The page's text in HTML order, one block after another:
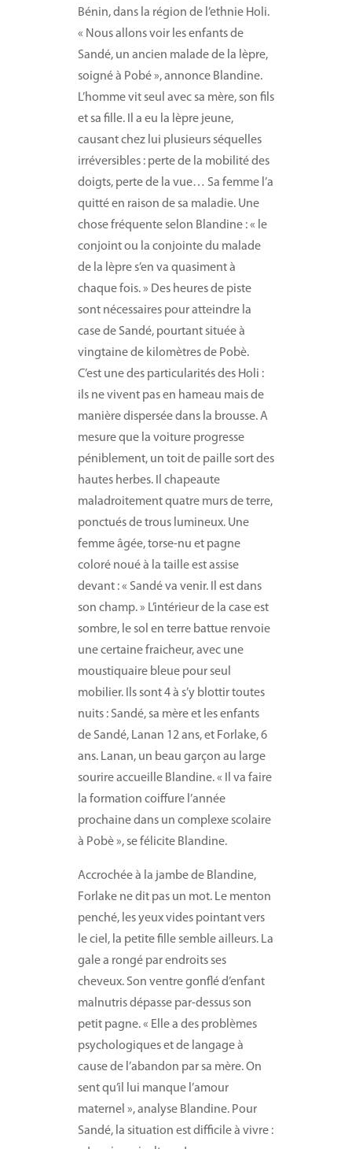
Bénin, dans la région de l’ethnie Holi.
« Nous allons voir les enfants de
Sandé, un ancien malade de la lèpre,
soigné à Pobé », annonce Blandine.
L’homme vit seul avec sa mère, son fils
et sa fille. Il a eu la lèpre jeune,
causant chez lui plusieurs séquelles
irréversibles : perte de la mobilité des
doigts, perte de la vue… Sa femme l’a
quitté en raison de sa maladie. Une
chose fréquente selon Blandine : « le
conjoint ou la conjointe du malade
de la lèpre s’en va quasiment à
chaque fois. » Des heures de piste
sont nécessaires pour atteindre la
case de Sandé, pourtant située à
vingtaine de kilomètres de Pobè.
C’est une des particularités des Holi :
ils ne vivent pas en hameau mais de
manière dispersée dans la brousse. A
mesure que la voiture progresse
péniblement, un toit de paille sort des
hautes herbes. Il chapeaute
maladroitement quatre murs de terre,
ponctués de trous lumineux. Une
femme âgée, torse-nu et pagne
coloré noué à la taille est assise
devant : « Sandé va venir. Il est dans
son champ. » L’intérieur de la case est
sombre, le sol en terre battue renvoie
une certaine fraicheur, avec une
moustiquaire bleue pour seul
mobilier. Ils sont 4 à s’y blottir toutes
nuits : Sandé, sa mère et les enfants
de Sandé, Lanan 12 ans, et Forlake, 6
ans. Lanan, un beau garçon au large
sourire accueille Blandine. « Il va faire
la formation coiffure l’année
prochaine dans un complexe scolaire
à Pobè », se félicite Blandine.
Accrochée à la jambe de Blandine,
Forlake ne dit pas un mot. Le menton
penché, les yeux vides pointant vers
le ciel, la petite fille semble ailleurs. La
gale a rongé par endroits ses
cheveux. Son ventre gonflé d’enfant
malnutris dépasse par-dessus son
petit pagne. « Elle a des problèmes
psychologiques et de langage à
cause de l’abandon par sa mère. On
sent qu’il lui manque l’amour
maternel », analyse Blandine. Pour
Sandé, la situation est difficile à vivre :